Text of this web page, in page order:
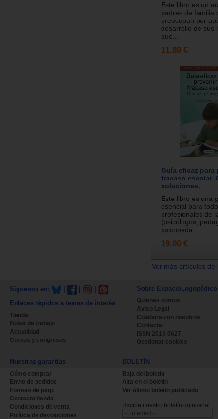
Este libro es un
padres de familia
preocupan por
desarrollo de sus
que...
11.89 €
Guía eficaz para
fracaso escolar.
soluciones.
Este libro es una
esencial para
profesionales de
(psicólogos,
psicopeda...
19.00 €
Ver más artículos
Síguenos en:
Enlaces rápidos a temas de interés
Tienda
Bolsa de trabajo
Actualidad
Cursos y congresos
Sobre EspacioLogopédico
Quienes somos
Aviso Legal
Colabora con nosotros
Contacta
ISSN 2013-0627
Gestionar cookies
Nuestras garantías
Cómo comprar
Envío de pedidos
Formas de pago
Contacto tienda
Condiciones de venta
Política de devoluciones
BOLETÍN
Baja del boletin
Alta en el boletin
Ver último boletin publicado
Recibe nuestro boletín quincenal.